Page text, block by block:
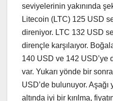
seviyelerinin yakınında
Litecoin (LTC) 125 USD
direniyor. LTC 132 USD
dirençle karşılaıyor.
140 USD ve 142 USD’ye
var. Yukarı yönde bir
USD’de bulunuyor. Aşağı
altında iyi bir kırılma,